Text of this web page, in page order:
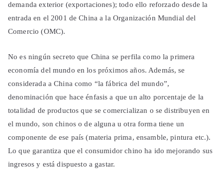
demanda exterior (exportaciones); todo ello reforzado desde la
entrada en el 2001 de China a la Organización Mundial del
Comercio (OMC).
No es ningún secreto que China se perfila como la primera
economía del mundo en los próximos años. Además, se
considerada a China como “la fábrica del mundo”,
denominación que hace énfasis a que un alto porcentaje de la
totalidad de productos que se comercializan o se distribuyen en
el mundo, son chinos o de alguna u otra forma tiene un
componente de ese país (materia prima, ensamble, pintura etc.).
Lo que garantiza que el consumidor chino ha ido mejorando sus
ingresos y está dispuesto a gastar.